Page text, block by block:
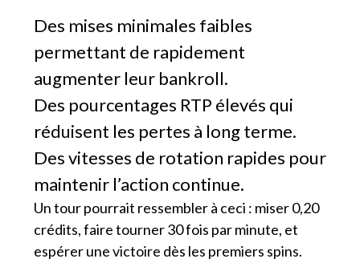
Des mises minimales faibles
permettant de rapidement
augmenter leur bankroll.
Des pourcentages RTP élevés qui
réduisent les pertes à long terme.
Des vitesses de rotation rapides pour
maintenir l’action continue.
Un tour pourrait ressembler à ceci : miser 0,20
crédits, faire tourner 30 fois par minute, et
espérer une victoire dès les premiers spins.